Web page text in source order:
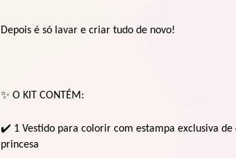
Depois é só lavar e criar tudo de novo!
✨ O KIT CONTÉM:
✔
1 Vestido para colorir com estampa exclusiva
princesa